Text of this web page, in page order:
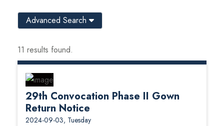
11 results found.
29th Convocation Phase II Gown
Return Notice
2024-09-03, Tuesday
Advanced Search